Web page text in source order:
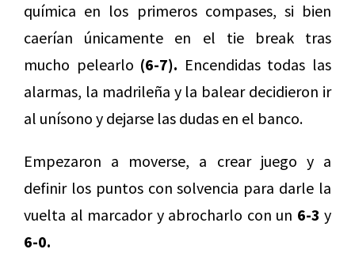
química en los primeros compases, si bien
caerían únicamente en el tie break tras
mucho pelearlo (6-7). Encendidas todas las
alarmas, la madrileña y la balear decidieron ir
al unísono y dejarse las dudas en el banco.
Empezaron a moverse, a crear juego y a
definir los puntos con solvencia para darle la
vuelta al marcador y abrocharlo con un 6-3 y
6-0.